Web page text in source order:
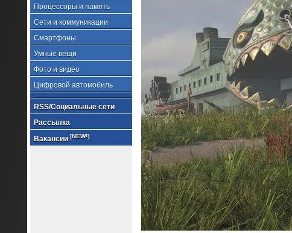
Процессоры и память
Сети и коммуникации
Смартфоны
Умные вещи
Фото и видео
Цифровой автомобиль
RSS/Социальные сети
Рассылка
Вакансии [NEW!]